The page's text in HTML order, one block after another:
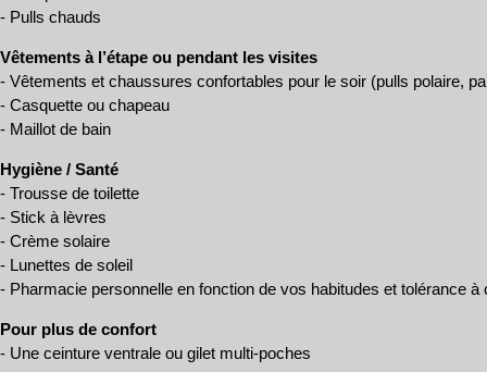
- Pulls chauds
Vêtements à l’étape ou pendant les visites
- Vêtements et chaussures confortables pour le soir (pulls polaire,
- Casquette ou chapeau
- Maillot de bain
Hygiène / Santé
- Trousse de toilette
- Stick à lèvres
- Crème solaire
- Lunettes de soleil
- Pharmacie personnelle en fonction de vos habitudes et tolérance
Pour plus de confort
- Une ceinture ventrale ou gilet multi-poches